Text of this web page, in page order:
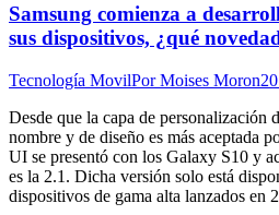
Samsung comienza a
sus dispositivos, ¿qué
Tecnología MovilPorMoises Moron
Desde que la capa de personalización
nombre y de diseño es más aceptada
UI se presentó con los Galaxy S10 y
es la 2.1. Dicha versión solo está
dispositivos de gama alta lanzados en